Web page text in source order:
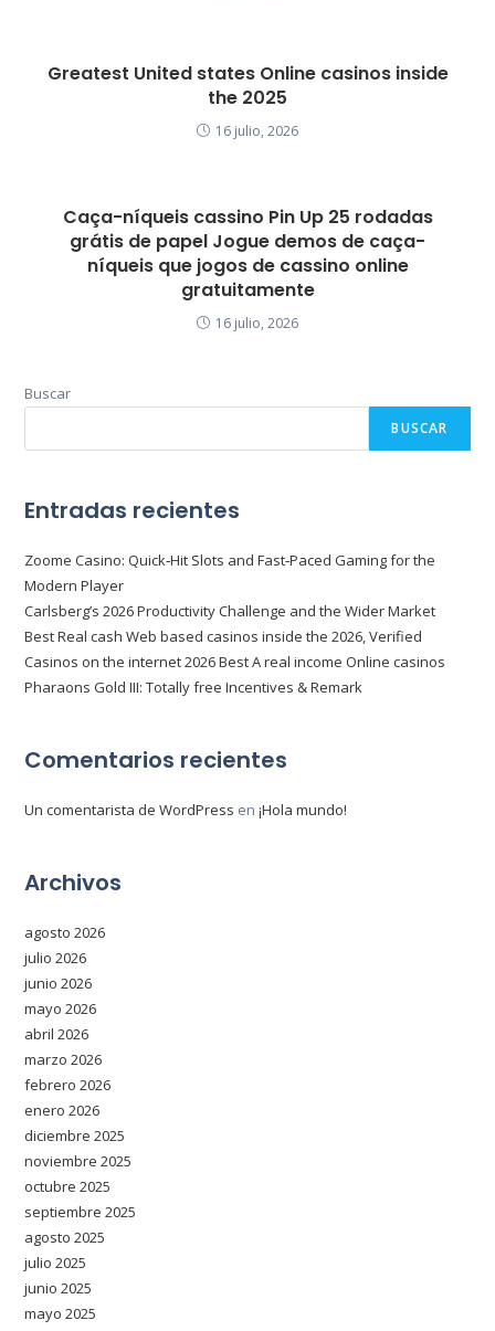
Greatest United states Online casinos inside
the 2025
16 julio, 2026
Caça-níqueis cassino Pin Up 25 rodadas
grátis de papel Jogue demos de caça-
níqueis que jogos de cassino online
gratuitamente
16 julio, 2026
Buscar
BUSCAR
Entradas recientes
Zoome Casino: Quick‑Hit Slots and Fast‑Paced Gaming for the
Modern Player
Carlsberg’s 2026 Productivity Challenge and the Wider Market
Best Real cash Web based casinos inside the 2026, Verified
Casinos on the internet 2026 Best A real income Online casinos
Pharaons Gold III: Totally free Incentives & Remark
Comentarios recientes
Un comentarista de WordPress en¡Hola mundo!
Archivos
agosto 2026
julio 2026
junio 2026
mayo 2026
abril 2026
marzo 2026
febrero 2026
enero 2026
diciembre 2025
noviembre 2025
octubre 2025
septiembre 2025
agosto 2025
julio 2025
junio 2025
mayo 2025